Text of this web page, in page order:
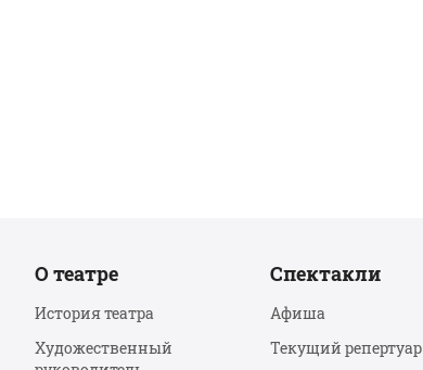
О театре
История театра
Художественный
Спектакли
Афиша
Текущий репертуар